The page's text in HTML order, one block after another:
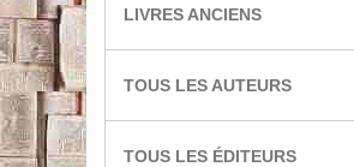
LIVRES ANCIENS
TOUS LES AUTEURS
TOUS LES ÉDITEURS